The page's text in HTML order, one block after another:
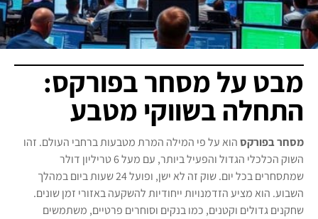
מבט על מסחר בפורקס:
התחלה בשווקי מטבע
מסחר בפורקסהוא על פי המילה המרת מטבעות ברחבי העולם. זהו
השוק הכלכלי הגדול והפעיל ביותר, עם מעל 6 טריליון דולר
שמתסחרים בכל יום. שוק זה לא ישן, ופועל 24 שעות ביום במהלך
השבוע. הוא מציע הזדמנויות ייחודיות להשקעה באזורי זמן שונים.
שחקנים גדולים וקטנים, כמו בנקים וסוחרים פרטיים, משתמשים